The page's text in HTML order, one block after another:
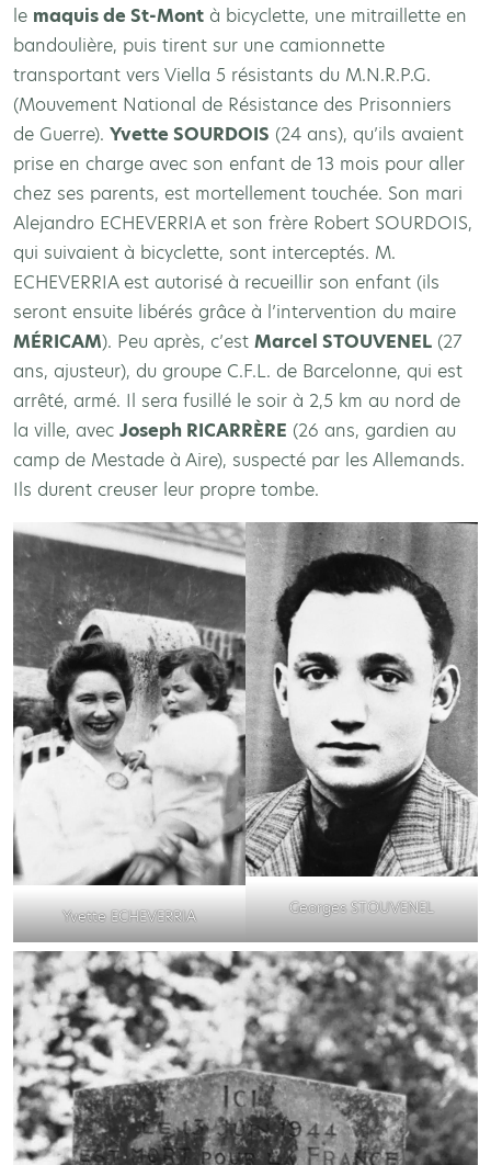
le maquis de St-Mont à bicyclette, une mitraillette en
bandoulière, puis tirent sur une camionnette
transportant vers Viella 5 résistants du M.N.R.P.G.
(Mouvement National de Résistance des Prisonniers
de Guerre). Yvette SOURDOIS (24 ans), qu’ils avaient
prise en charge avec son enfant de 13 mois pour aller
chez ses parents, est mortellement touchée. Son mari
Alejandro ECHEVERRIA et son frère Robert SOURDOIS,
qui suivaient à bicyclette, sont interceptés. M.
ECHEVERRIA est autorisé à recueillir son enfant (ils
seront ensuite libérés grâce à l’intervention du maire
MÉRICAM). Peu après, c’est Marcel STOUVENEL (27
ans, ajusteur), du groupe C.F.L. de Barcelonne, qui est
arrêté, armé. Il sera fusillé le soir à 2,5 km au nord de
la ville, avec Joseph RICARRÈRE (26 ans, gardien au
camp de Mestade à Aire), suspecté par les Allemands.
Ils durent creuser leur propre tombe.
Yvette ECHEVERRIA Georges STOUVENEL